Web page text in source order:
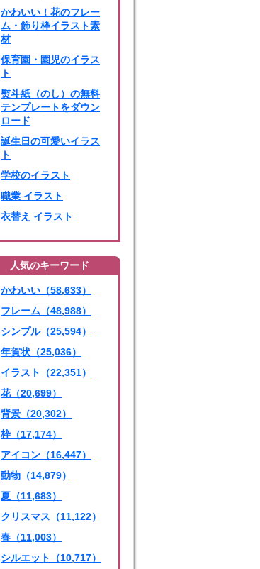
かわいい！花のフレー
ム・飾り枠イラスト素
材
保育園・園児のイラス
ト
熨斗紙（のし）の無料
テンプレートをダウン
ロード
誕生日の可愛いイラス
ト
学校のイラスト
職業 イラスト
衣替え イラスト
人気のキーワード
かわいい（58,633）
フレーム（48,988）
シンプル（25,594）
年賀状（25,036）
イラスト（22,351）
花（20,699）
背景（20,302）
枠（17,174）
アイコン（16,447）
動物（14,879）
夏（11,683）
クリスマス（11,122）
春（11,003）
シルエット（10,717）